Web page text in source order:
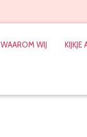
WAAROM WIJ